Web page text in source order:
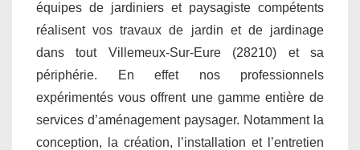
équipes de jardiniers et paysagiste compétents
réalisent vos travaux de jardin et de jardinage
dans tout Villemeux-Sur-Eure (28210) et sa
périphérie. En effet nos professionnels
expérimentés vous offrent une gamme entière de
services d’aménagement paysager. Notamment la
conception, la création, l’installation et l’entretien